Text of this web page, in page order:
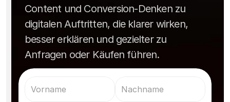
Content und Conversion-Denken zu
digitalen Auftritten, die klarer wirken,
besser erklären und gezielter zu
Anfragen oder Käufen führen.